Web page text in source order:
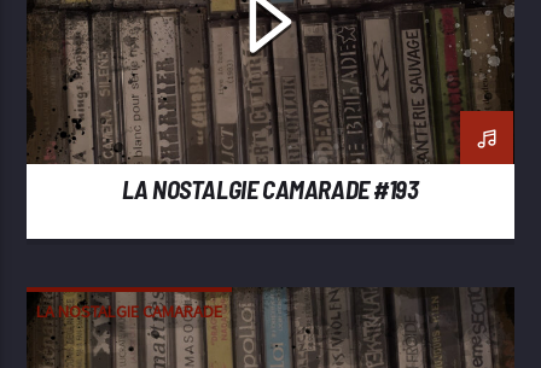
LA NOSTALGIE CAMARADE #193
LA NOSTALGIE CAMARADE